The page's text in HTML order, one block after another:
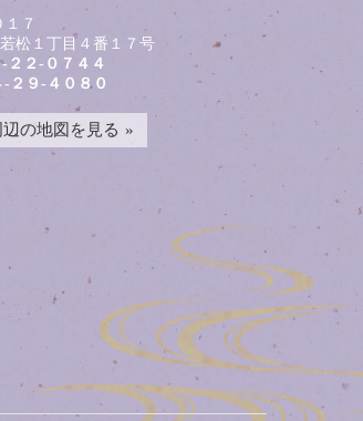
７
松１丁目４番１７号
２２-０７４４
２９-４０８０
の地図を見る